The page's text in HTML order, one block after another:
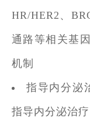
HR/HER2、
通路等相关基
机制
指导内分泌
指导内分泌治疗